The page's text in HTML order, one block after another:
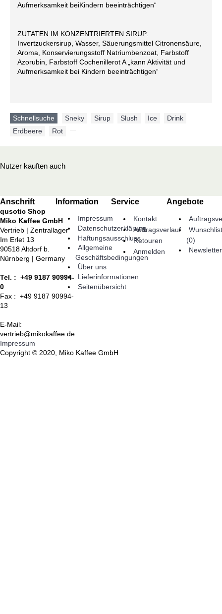
Aufmerksamkeit beiKindern beeinträchtigen“
ZUTATEN IM KONZENTRIERTEN SIRUP:
Invertzuckersirup, Wasser, Säuerungsmittel Citronensäure,
Aroma, Konservierungsstoff Natriumbenzoat, Farbstoff
Azorubin, Farbstoff Cochenillerot A „kann Aktivität und
Aufmerksamkeit bei Kindern beeinträchtigen“
Schnellsuche Sneky Sirup Slush Ice Drink
Erdbeere
Rot
Nutzer kauften auch
Anschrift
qusotic Shop
Miko Kaffee GmbH
Vertrieb | Zentrallager
Im Erlet 13
90518 Altdorf b.
Nürnberg | Germany
Tel. : +49 9187 90994-
0
Fax : +49 9187 90994-
13
E-Mail:
vertrieb@mikokaffee.de
Information
Impressum
Datenschutzerklärung
Haftungsausschluss
Allgemeine
Geschäftsbedingungen
Über uns
Lieferinformationen
Seitenübersicht
Service
Kontakt
Auftragsverlauf
Retouren
Anmelden
Angebote
(0)
Newsletter
Impressum
Copyright © 2020, Miko Kaffee GmbH